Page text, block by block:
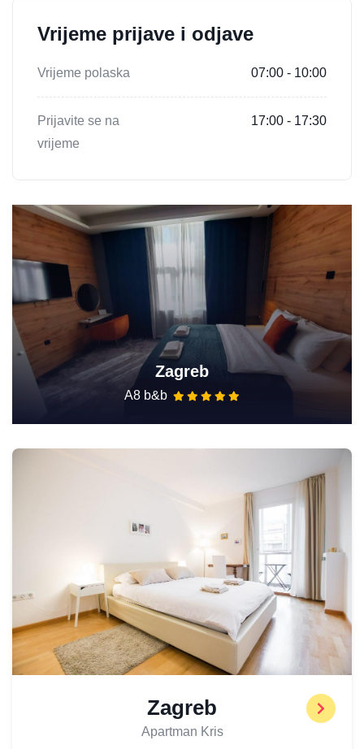
Vrijeme prijave i odjave
Vrijeme polaska 07:00 - 10:00
Prijavite se na
vrijeme
17:00 - 17:30
Zagreb
A8 b&b
Zagreb
Apartman Kris